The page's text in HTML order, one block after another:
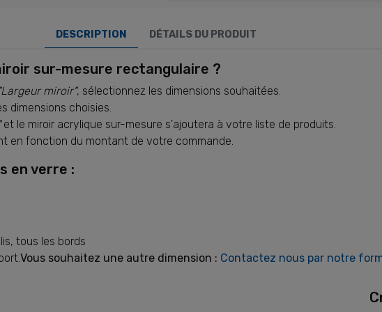
DESCRIPTION DÉTAILS DU PRODUIT
sur-mesure rectangulaire ?
miroir", sélectionnez les dimensions souhaitées.
dimensions choisies.
et le miroir acrylique sur-mesure s'ajoutera à votre liste de produits.
en fonction du montant de votre commande.
en verre :
tous les bords
Vous souhaitez une autre dimension : Contactez nous par notre